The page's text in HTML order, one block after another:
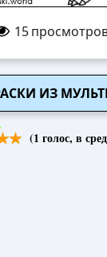
15
ИЗ
(1 голос, в